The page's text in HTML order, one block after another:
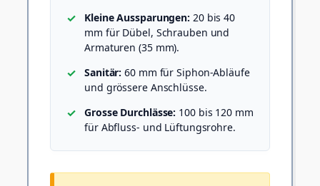
Kleine Aussparungen: 20 bis 40
mm für Dübel, Schrauben und
Armaturen (35 mm).
Sanitär: 60 mm für Siphon-Abläufe
und grössere Anschlüsse.
Grosse Durchlässe: 100 bis 120 mm
für Abfluss- und Lüftungsrohre.